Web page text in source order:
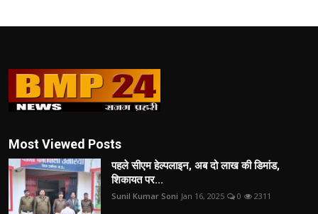
Most Viewed Posts
पहले सीएम हेल्पलाइन, अब दो लाख की डिमांड,
शिकायत पर...
Sunil Kumar Soni Jan 16, 2025 0 2311